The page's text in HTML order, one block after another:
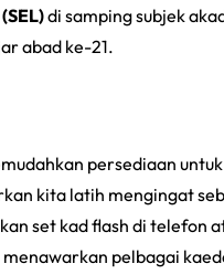
di samping subjek
abad ke-21.
persediaan
kita latih mengingat
set kad flash di telefon
pelbagai